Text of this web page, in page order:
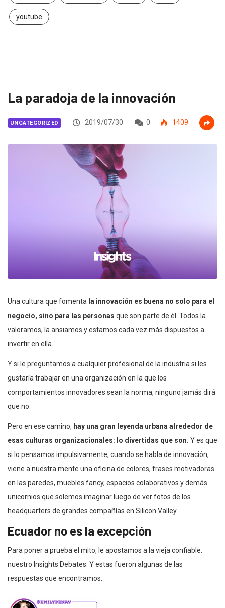
youtube
La paradoja de la innovación
UNCATEGORIZED 2019/07/30 0 1409
Una cultura que fomenta la innovación es buena no solo para el
negocio, sino para las personas que son parte de él. Todos la
valoramos, la ansiamos y estamos cada vez más dispuestos a
invertir en ella.
Y si le preguntamos a cualquier profesional de la industria si les
gustaría trabajar en una organización en la que los
comportamientos innovadores sean la norma, ninguno jamás dirá
que no.
Pero en ese camino, hay una gran leyenda urbana alrededor de
esas culturas organizacionales: lo divertidas que son. Y es que
si lo pensamos impulsivamente, cuando se habla de innovación,
viene a nuestra mente una oficina de colores, frases motivadoras
en las paredes, muebles fancy, espacios colaborativos y demás
unicornios que solemos imaginar luego de ver fotos de los
headquarters de grandes compañías en Silicon Valley.
Ecuador no es la excepción
Para poner a prueba el mito, le apostamos a la vieja confiable:
nuestro Insights Debates. Y estas fueron algunas de las
respuestas que encontramos: